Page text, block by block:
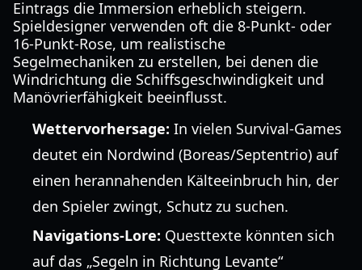
Eintrags die Immersion erheblich steigern.
Spieldesigner verwenden oft die 8-Punkt- oder
16-Punkt-Rose, um realistische
Segelmechaniken zu erstellen, bei denen die
Windrichtung die Schiffsgeschwindigkeit und
Manövrierfähigkeit beeinflusst.
Wettervorhersage: In vielen Survival-Games
deutet ein Nordwind (Boreas/Septentrio) auf
einen herannahenden Kälteeinbruch hin, der
den Spieler zwingt, Schutz zu suchen.
Navigations-Lore: Questtexte könnten sich
auf das „Segeln in Richtung Levante“